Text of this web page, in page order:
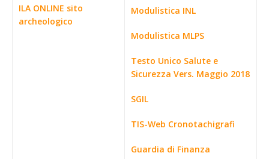
ILA ONLINE sito
archeologico
Modulistica INL
Modulistica MLPS
Testo Unico Salute e
Sicurezza Vers. Maggio 2018
SGIL
TIS-Web Cronotachigrafi
Guardia di Finanza